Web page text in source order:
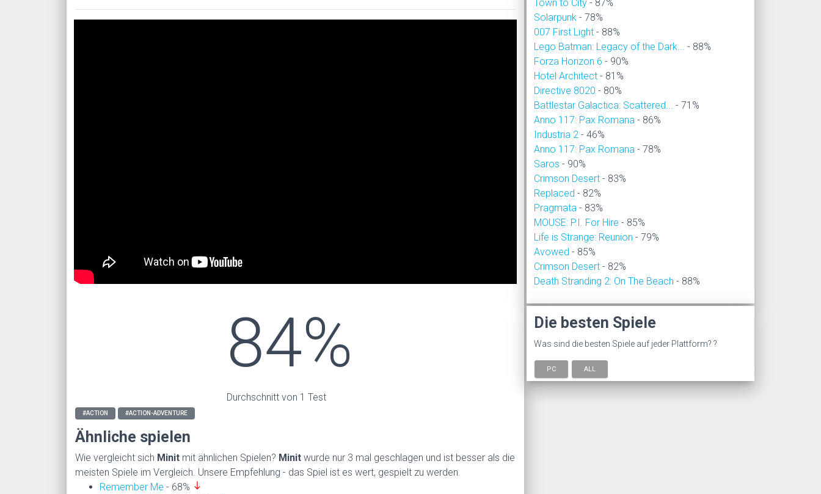
84%
Durchschnitt von 1 Test
#ACTION #ACTION-ADVENTURE
Ähnliche spielen
Wie vergleicht sich Minit mit ähnlichen Spielen? Minit wurde nur 3 mal geschlagen und ist besser als die
meisten Spiele im Vergleich. Unsere Empfehlung - das Spiel ist es wert, gespielt zu werden.
Remember Me - 68% south
Town to City - 87%
Solarpunk - 78%
007 First Light - 88%
Lego Batman: Legacy of the Dark... - 88%
Forza Horizon 6 - 90%
Hotel Architect - 81%
Directive 8020 - 80%
Battlestar Galactica: Scattered... - 71%
Anno 117: Pax Romana - 86%
Industria 2 - 46%
Anno 117: Pax Romana - 78%
Saros - 90%
Crimson Desert - 83%
Replaced - 82%
Pragmata - 83%
MOUSE: P.I. For Hire - 85%
Life is Strange: Reunion - 79%
Avowed - 85%
Crimson Desert - 82%
Death Stranding 2: On The Beach - 88%
Die besten Spiele
Was sind die besten Spiele auf jeder Plattform? ?
PC ALL